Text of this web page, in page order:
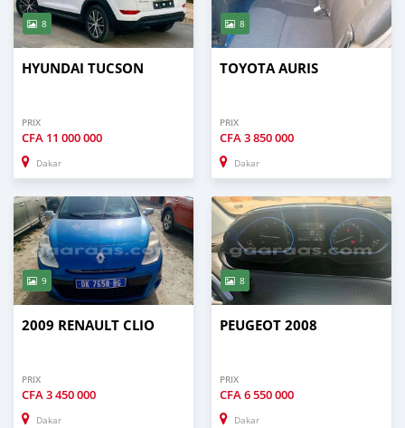
8
HYUNDAI TUCSON
PRIX
CFA 11 000 000
Dakar
8
TOYOTA AURIS
PRIX
CFA3 850 000
Dakar
9
2009 RENAULT CLIO
PRIX
CFA3 450 000
Dakar
8
PEUGEOT 2008
PRIX
CFA6 550 000
Dakar